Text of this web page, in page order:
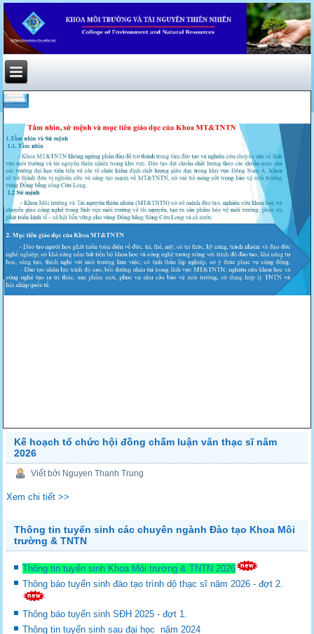
Kế hoạch tổ chức hội đồng chấm luận văn thạc sĩ năm
2026
Viết bởi Nguyen Thanh Trung
Xem chi tiết >>
Thông tin tuyển sinh các chuyên ngành Đào tạo Khoa Môi
trường & TNTN
Thông tin tuyển sinh Khoa Môi trường & TNTN 2026
Thông báo tuyển sinh đào tạo trình dộ thạc sĩ năm 2026 - đợt 2.
Thông báo tuyển sinh SĐH 2025 - đợt 1.
Thông tin tuyển sinh sau đại học năm 2024